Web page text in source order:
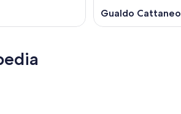
Gualdo Cattaneo